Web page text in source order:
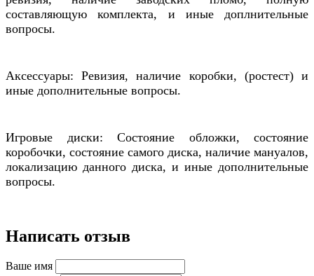
составляющую комплекта, и иные доплнительные
вопросы.
Аксессуары: Ревизия, наличие коробки, (ростест) и
иные дополнительные вопросы.
Игровые диски: Состояние обложки, состояние
коробочки, состояние самого диска, наличие мануалов,
локализацию данного диска, и иные дополнительные
вопросы.
Написать отзыв
Ваше имя